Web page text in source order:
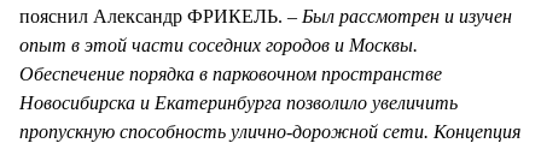
пояснил Александр ФРИКЕЛЬ. – Был рассмотрен и изучен
опыт в этой части соседних городов и Москвы.
Обеспечение порядка в парковочном пространстве
Новосибирска и Екатеринбурга позволило увеличить
пропускную способность улично-дорожной сети. Концепция